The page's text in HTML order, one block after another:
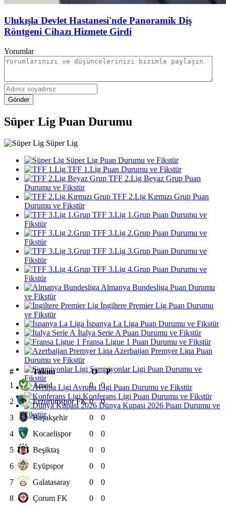
Ulukışla Devlet Hastanesi'nde Panoramik Diş
Röntgeni Cihazı Hizmete Girdi
Yorumlar
Gönder
Süper Lig Puan Durumu
Süper Lig
Süper Lig Puan Durumu ve Fikstür
TFF 1.Lig Puan Durumu ve Fikstür
TFF 2.Lig Beyaz Grup Puan
Durumu ve Fikstür
TFF 2.Lig Kırmızı Grup Puan
Durumu ve Fikstür
TFF 3.Lig 1.Grup Puan Durumu ve
Fikstür
TFF 3.Lig 2.Grup Puan Durumu ve
Fikstür
TFF 3.Lig 3.Grup Puan Durumu ve
Fikstür
TFF 3.Lig 4.Grup Puan Durumu ve
Fikstür
Almanya Bundesliga Puan Durumu
ve Fikstür
İngiltere Premier Lig Puan Durumu
ve Fikstür
İspanya La Liga Puan Durumu ve Fikstür
İtalya Serie A Puan Durumu ve Fikstür
Fransa Ligue 1 Puan Durumu ve Fikstür
Azerbaijan Premyer Liqa Puan
Durumu ve Fikstür
Şampiyonlar Ligi Puan Durumu ve
Fikstür
Avrupa Ligi Puan Durumu ve Fikstür
Konferans Ligi Puan Durumu ve Fikstür
Dünya Kupası 2026 Puan Durumu ve
Fikstür
# Takım O
P
1
Amed 0
0
2
Erzurumspor FK 0
0
3
Başakşehir 0
0
4
Kocaelispor 0
0
5
Beşiktaş 0
0
6
Eyüpspor 0
0
7
Galatasaray 0
0
8
Çorum FK 0
0